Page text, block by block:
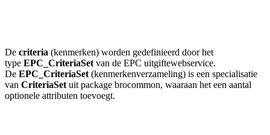
De criteria (kenmerken) worden gedefinieerd door het
type EPC_CriteriaSet van de EPC uitgiftewebservice.
De EPC_CriteriaSet (kenmerkenverzameling) is een specialisatie
van CriteriaSet uit package brocommon, waaraan het een aantal
optionele attributen toevoegt.